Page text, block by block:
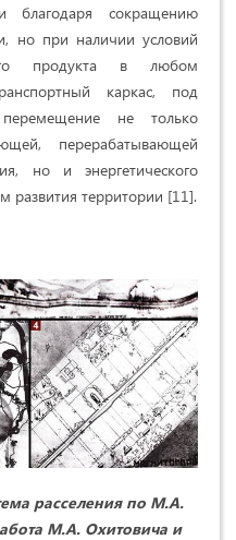
благодаря сокращению
но при наличии условий
продукта в любом
каркас, под
не только
перерабатывающей
но и энергетического
развития территории [11].
расселения по М.А.
М.А. Охитовича и